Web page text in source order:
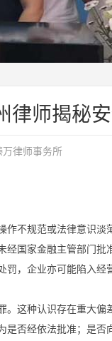
律师揭秘安
万律师事务所
不规范或法律意识淡
国家金融主管部门批
，企业亦可能陷入经
这种认识存在重大偏
否经依法批准；是否